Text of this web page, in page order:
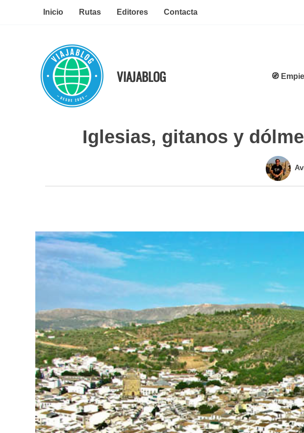
Inicio Rutas Editores Contacta
VIAJABLOG 🧭
Iglesias, gitanos y